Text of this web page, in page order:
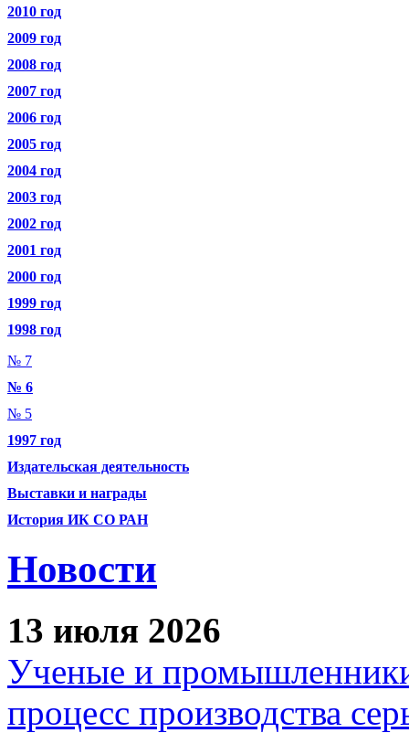
2010 год
2009 год
2008 год
2007 год
2006 год
2005 год
2004 год
2003 год
2002 год
2001 год
2000 год
1999 год
1998 год
№ 7
№ 6
№ 5
1997 год
Издательская деятельность
Выставки и награды
История ИК СО РАН
Новости
13 июля 2026
Ученые и
процесс производства